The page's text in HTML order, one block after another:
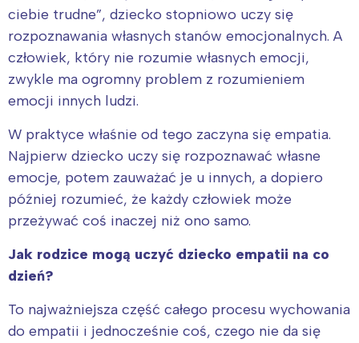
ciebie trudne”, dziecko stopniowo uczy się
rozpoznawania własnych stanów emocjonalnych. A
człowiek, który nie rozumie własnych emocji,
zwykle ma ogromny problem z rozumieniem
emocji innych ludzi.
W praktyce właśnie od tego zaczyna się empatia.
Najpierw dziecko uczy się rozpoznawać własne
emocje, potem zauważać je u innych, a dopiero
później rozumieć, że każdy człowiek może
przeżywać coś inaczej niż ono samo.
Jak rodzice mogą uczyć dziecko empatii na co
dzień?
To najważniejsza część całego procesu wychowania
do empatii i jednocześnie coś, czego nie da się